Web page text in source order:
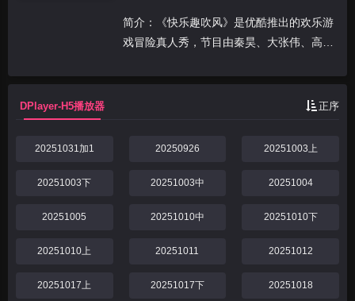
简介：《快乐趣吹风》是优酷推出的欢乐游
戏冒险真人秀，节目由秦昊、大张伟、高瀚
风团”，展开以“减法挑战”为核心的游戏式旅
行。六位常驻嘉宾组成的“高能抽风团”，时
DPlayer-H5播放器 正序
20251031加1 20250926 20251003上
20251003下 20251003中 20251004
20251005 20251010中 20251010下
20251010上 20251011 20251012
20251017上 20251017下 20251018